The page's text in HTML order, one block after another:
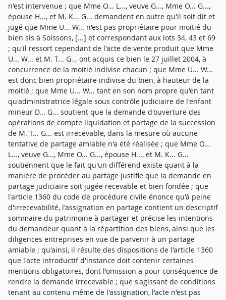
n'est intervenue ; que Mme O... L..., veuve G..., Mme O... G...,
épouse H..., et M. K... G... demandent en outre qu'il soit dit et
jugé que Mme U... W... n'est pas propriétaire pour moitié du
bien sis à Soissons, [...] et correspondant aux lots 34, 43 et 69
; qu'il ressort cependant de l'acte de vente produit que Mme
U... W... et M. T... G... ont acquis ce bien le 27 juillet 2004, à
concurrence de la moitié indivise chacun ; que Mme U... W...
est donc bien propriétaire indivise du bien, à hauteur de la
moitié ; que Mme U... W... tant en son nom propre qu'en tant
qu'administratrice légale sous contrôle judiciaire de l'enfant
mineur D... G... soutient que la demande d'ouverture des
opérations de compte liquidation et partage de la succession
de M. T... G... est irrecevable, dans la mesure où aucune
tentative de partage amiable n'a été réalisée ; que Mme O...
L..., veuve G..., Mme O... G..., épouse H..., et M. K... G...
soutiennent que le fait qu'un différend existe quant à la
manière de procéder au partage justifie que la demande en
partage judiciaire soit jugée recevable et bien fondée ; que
l'article 1360 du code de procédure civile énonce qu'à peine
d'irrecevabilité, l'assignation en partage contient un descriptif
sommaire du patrimoine à partager et précise les intentions
du demandeur quant à la répartition des biens, ainsi que les
diligences entreprises en vue de parvenir à un partage
amiable ; qu'ainsi, il résulte des dispositions de l'article 1360
que l'acte introductif d'instance doit contenir certaines
mentions obligatoires, dont l'omission a pour conséquence de
rendre la demande irrecevable ; que s'agissant de conditions
tenant au contenu même de l'assignation, l'acte n'est pas